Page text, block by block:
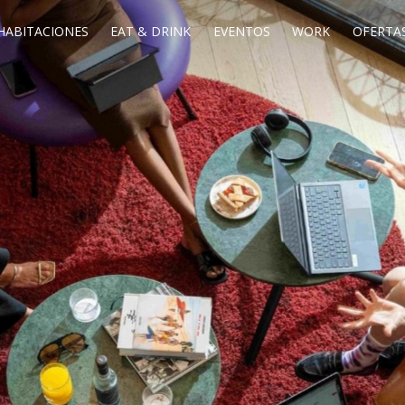
EAT & DRINK EVENTOS WORK